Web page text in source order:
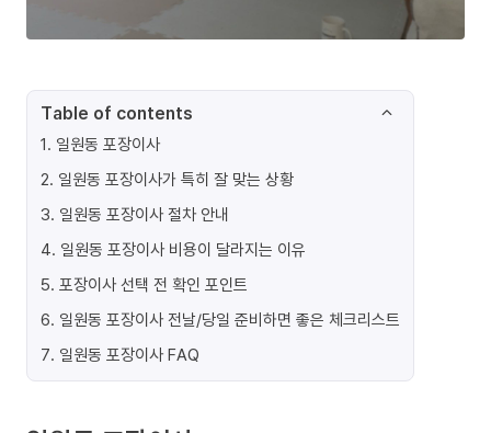
Table of contents
1. 일원동 포장이사
2. 일원동 포장이사가 특히 잘 맞는 상황
3. 일원동 포장이사 절차 안내
4. 일원동 포장이사 비용이 달라지는 이유
5. 포장이사 선택 전 확인 포인트
6. 일원동 포장이사 전날/당일 준비하면 좋은 체크리스트
7. 일원동 포장이사 FAQ